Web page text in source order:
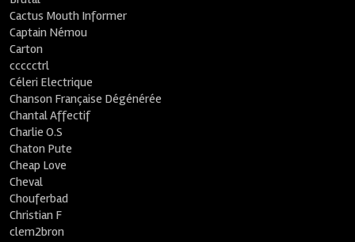
Cactus Mouth Informer
Captain Némou
Carton
ccccctrl
Céleri Electrique
Chanson Française Dégénérée
Chantal Affectif
Charlie O.S
Chaton Pute
Cheap Love
Cheval
Chouferbad
Christian F
clem2bron